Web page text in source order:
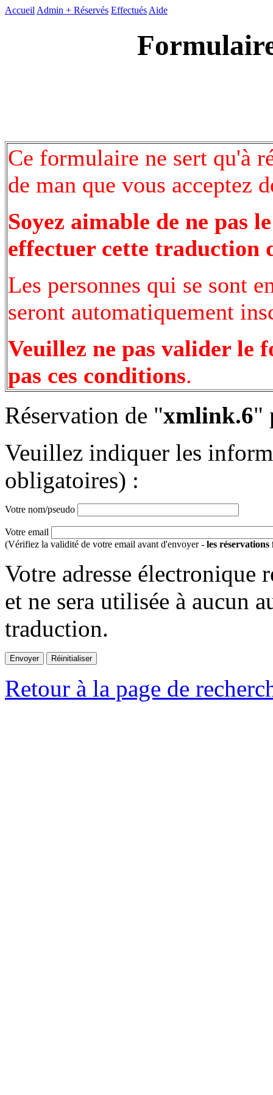
Accueil Admin + Réservés Effectués Aide
Ce formulaire ne sert qu'à
de man que vous acceptez
Soyez aimable de ne pas
effectuer cette traduction
Les personnes qui se sont
seront automatiquement
Veuillez ne pas valider le
pas ces conditions.
Réservation de "xmlink.6"
Veuillez indiquer les
obligatoires) :
Votre nom/pseudo
Votre email
(Vérifiez la validité de votre email avant d'envoyer - les réservations
Votre adresse électronique
et ne sera utilisée à aucun
traduction.
Retour à la page de